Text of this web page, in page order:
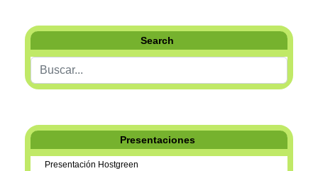
Search
Buscar...
Presentaciones
Presentación Hostgreen